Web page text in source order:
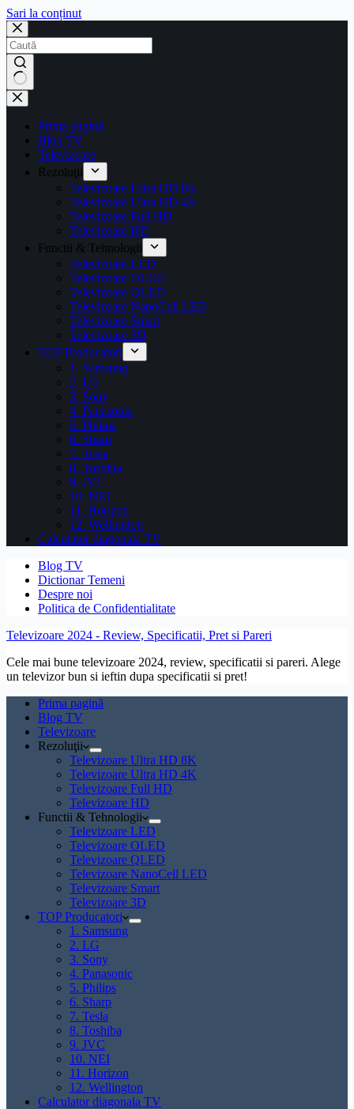
Sari la conținut
Prima pagină
Blog TV
Televizoare
Rezoluţii
Televizoare Ultra HD 8K
Televizoare Ultra HD 4K
Televizoare Full HD
Televizoare HD
Functii & Tehnologii
Televizoare LED
Televizoare OLED
Televizoare QLED
Televizoare NanoCell LED
Televizoare Smart
Televizoare 3D
TOP Producatori
1. Samsung
2. LG
3. Sony
4. Panasonic
5. Philips
6. Sharp
7. Tesla
8. Toshiba
9. JVC
10. NEI
11. Horizon
12. Wellington
Calculator diagonala TV
Blog TV
Dictionar Temeni
Despre noi
Politica de Confidentialitate
Televizoare 2024 - Review, Specificatii, Pret si Pareri
Cele mai bune televizoare 2024, review, specificatii si pareri. Alege
un televizor bun si ieftin dupa specificatii si pret!
Prima pagină
Blog TV
Televizoare
Rezoluţii
Televizoare Ultra HD 8K
Televizoare Ultra HD 4K
Televizoare Full HD
Televizoare HD
Functii & Tehnologii
Televizoare LED
Televizoare OLED
Televizoare QLED
Televizoare NanoCell LED
Televizoare Smart
Televizoare 3D
TOP Producatori
1. Samsung
2. LG
3. Sony
4. Panasonic
5. Philips
6. Sharp
7. Tesla
8. Toshiba
9. JVC
10. NEI
11. Horizon
12. Wellington
Calculator diagonala TV